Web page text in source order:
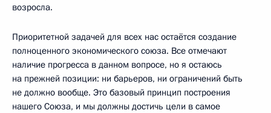
возросла.
Приоритетной задачей для всех нас остаётся создание
полноценного экономического союза. Все отмечают
наличие прогресса в данном вопросе, но я остаюсь
на прежней позиции: ни барьеров, ни ограничений быть
не должно вообще. Это базовый принцип построения
нашего Союза, и мы должны достичь цели в самое